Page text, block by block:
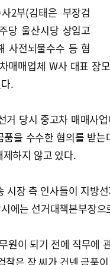
2부(김태은 부장검
당 울산시당 상임고
사전뇌물수수 등 혐
매매업체 W사 대표 장
.
거 당시 중고차 매매사
을 수수한 혐의를 받
하지 않고 있다.
시장 측 인사들이 지방
에는 선거대책본부장으
원이 되기 전에 직무에
찰은 장 씨가 건넨 금품